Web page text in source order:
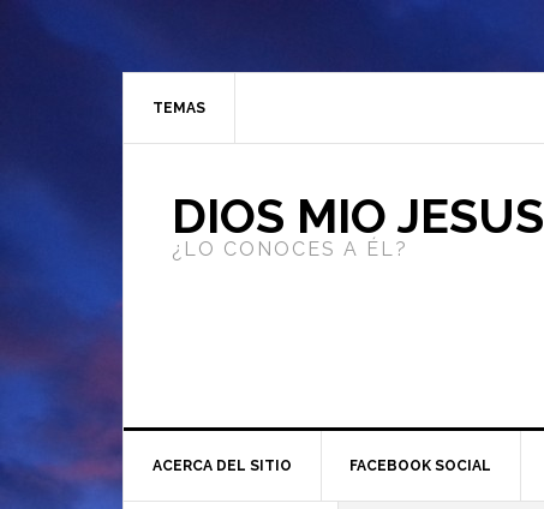
TEMAS
DIOS MIO JESUS
¿LO CONOCES A ÉL?
ACERCA DEL SITIO FACEBOOK SOCIAL